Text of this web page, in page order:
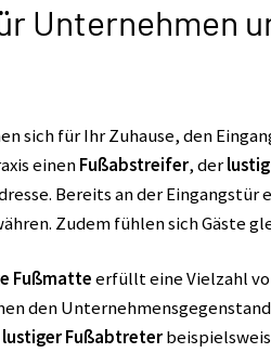
Unternehmen
sich für Ihr Zuhause, den
einenFußabstreifer, derlustig
Bereits an der
Zudem fühlen sich Gäste
Fußmatteerfüllt eine Vielzahl
den
lustiger Fußabtreter